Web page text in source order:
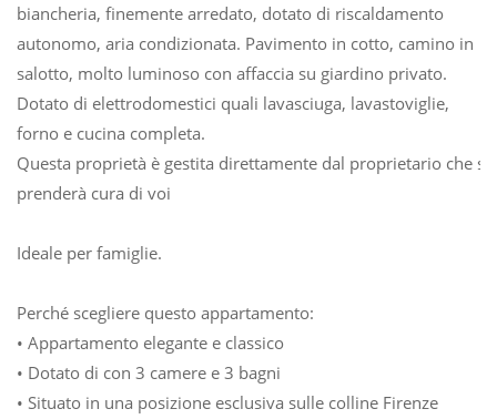
biancheria, finemente arredato, dotato di riscaldamento
autonomo, aria condizionata. Pavimento in cotto, camino in
salotto, molto luminoso con affaccia su giardino privato.
Dotato di elettrodomestici quali lavasciuga, lavastoviglie,
forno e cucina completa.
Questa proprietà è gestita direttamente dal proprietario che si
prenderà cura di voi
Ideale per famiglie.
Perché scegliere questo appartamento:
• Appartamento elegante e classico
• Dotato di con 3 camere e 3 bagni
• Situato in una posizione esclusiva sulle colline Firenze